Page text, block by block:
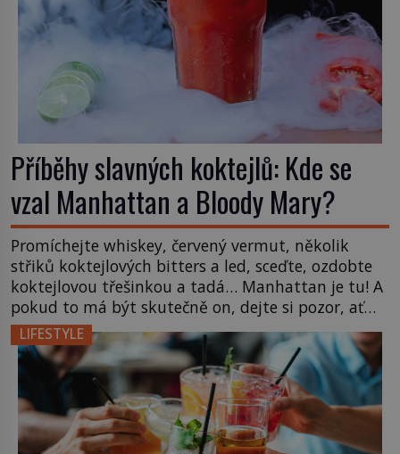
Příběhy slavných koktejlů: Kde se
vzal Manhattan a Bloody Mary?
Promíchejte whiskey, červený vermut, několik
střiků koktejlových bitters a led, sceďte, ozdobte
koktejlovou třešinkou a tadá… Manhattan je tu! A
pokud to má být skutečně on, dejte si pozor, ať
místo klasické americké rye whiskey či klidně
bourbonu nepoužijete skotskou whisku. Co se
stane? Inu, koktejl bude stále skvělý, ale už to
nebude Manhattan ale […]
LIFESTYLE